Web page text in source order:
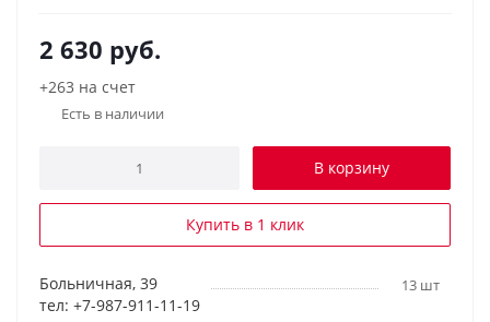
2 630 руб.
+263 на счет
Есть в наличии
В корзину
Купить в 1 клик
Больничная, 39
тел: +7-987-911-11-19
13 шт